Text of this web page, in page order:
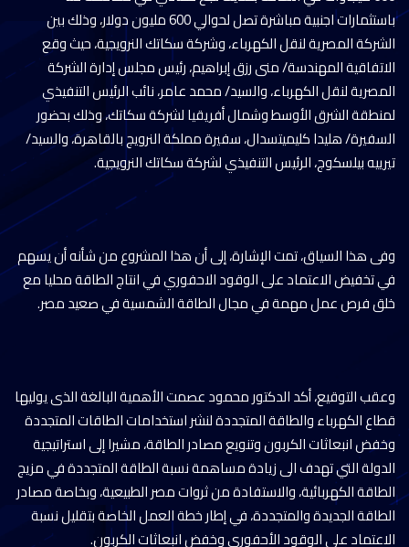
باستثمارات اجنبية مباشرة تصل لحوالي 600 مليون دولار، وذلك بين
الشركة المصرية لنقل الكهرباء، وشركة سكاتك النرويجية، حيث وقع
الاتفاقية المهندسة/ منى رزق إبراهيم، رئيس مجلس إدارة الشركة
المصرية لنقل الكهرباء، والسيد/ محمد عامر، نائب الرئيس التنفيذي
لمنطقة الشرق الأوسط وشمال أفريقيا لشركة سكاتك، وذلك بحضور
السفيرة/ هليدا كليميتسدال، سفيرة مملكة النرويج بالقاهرة، والسيد/
تيرييه بيلسكوج، الرئيس التنفيذي لشركة سكاتك النرويجية.
وفى هذا السياق، تمت الإشارة، إلى أن هذا المشروع من شأنه أن يسهم
في تخفيض الاعتماد على الوقود الاحفوري في انتاج الطاقة محليا مع
خلق فرص عمل مهمة في مجال الطاقة الشمسية في صعيد مصر.
وعقب التوقيع، أكد الدكتور محمود عصمت الأهمية البالغة الذى يوليها
قطاع الكهرباء والطاقة المتجددة لنشر استخدامات الطاقات المتجددة
وخفض انبعاثات الكربون وتنويع مصادر الطاقة، مشيرا إلى استراتيجية
الدولة التي تهدف الى زيادة مساهمة نسبة الطاقة المتجددة في مزيج
الطاقة الكهربائية، والاستفادة من ثروات مصر الطبيعية، وبخاصة مصادر
الطاقة الجديدة والمتجددة، في إطار خطة العمل الخاصة بتقليل نسبة
الاعتماد على الوقود الأحفوري وخفض انبعاثات الكربون.